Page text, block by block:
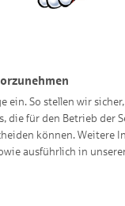
ein. So stellen wir
die für den Betrieb der
können. Weitere
ausführlich in